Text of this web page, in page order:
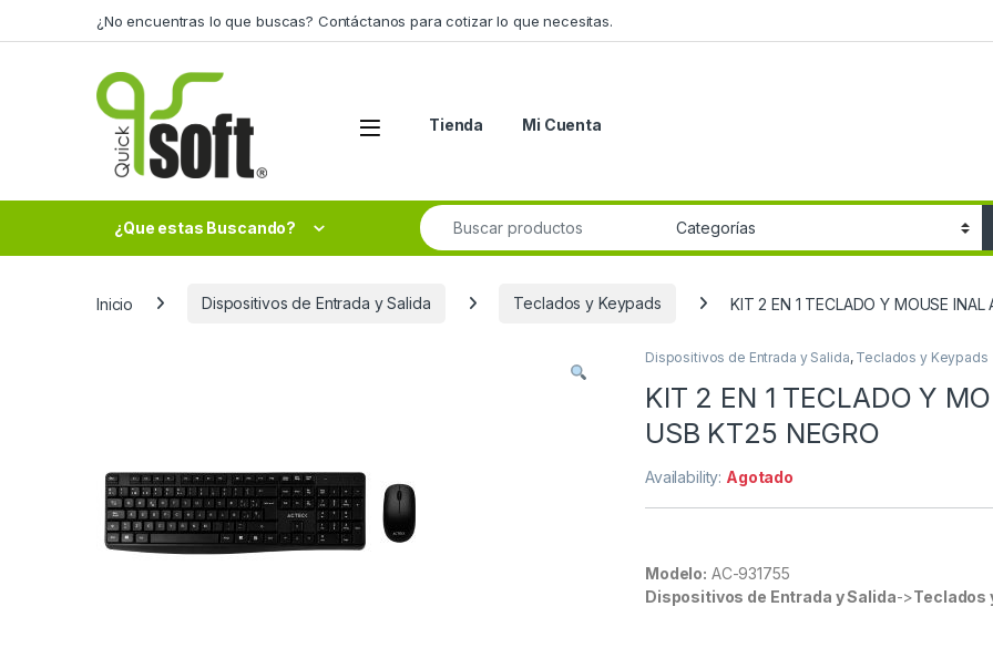
¿No encuentras lo que buscas? Contáctanos para cotizar lo que necesitas.
Tienda Mi Cuenta
¿Que estas Buscando?
Search for:
Inicio Dispositivos de Entrada y Salida Teclados y Keypads KIT 2 EN 1 TECLADO Y MOUSE
Dispositivos de Entrada y Salida, Teclados y Keypads
KIT 2 EN 1 TECLADO Y
USB KT25 NEGRO
Availability: Agotado
Modelo: AC-931755
Dispositivos de Entrada y Salida->Teclados